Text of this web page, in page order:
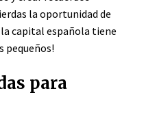
la oportunidad de
capital española tiene
pequeños!
para